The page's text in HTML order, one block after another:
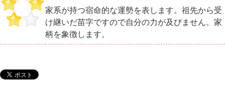
家系が持つ宿命的な運勢を表します。祖先から受
け継いだ苗字ですので自分の力が及びません。家
柄を象徴します。